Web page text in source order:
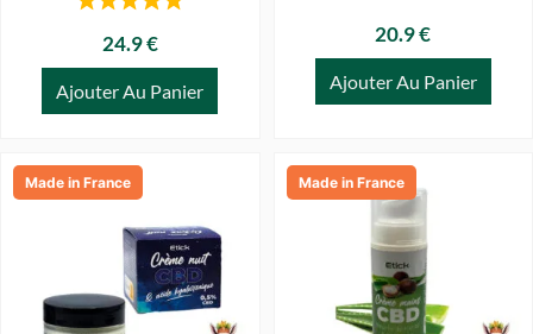
24.9 €
Ajouter Au Panier
20.9 €
Ajouter Au Panier
Made in France Made in France